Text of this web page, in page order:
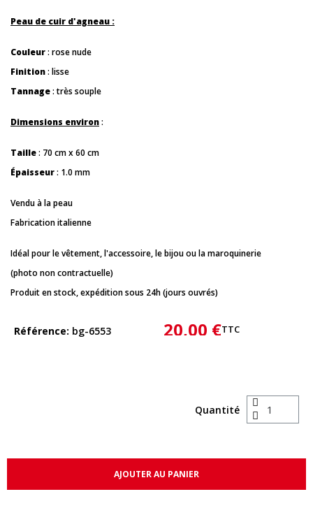
Peau de cuir d'agneau :
Couleur: rose nude
Finition: lisse
Tannage: très souple
Dimensions environ:
Taille: 70 cm x 60 cm
Épaisseur: 1.0 mm
Vendu à la peau
Fabrication italienne
Idéal pour le vêtement, l'accessoire, le bijou ou la maroquinerie
(photo non contractuelle)
Produit en stock, expédition sous 24h (jours ouvrés)
Référence bg-6553 20,00 €TTC
Quantité
AJOUTER AU PANIER